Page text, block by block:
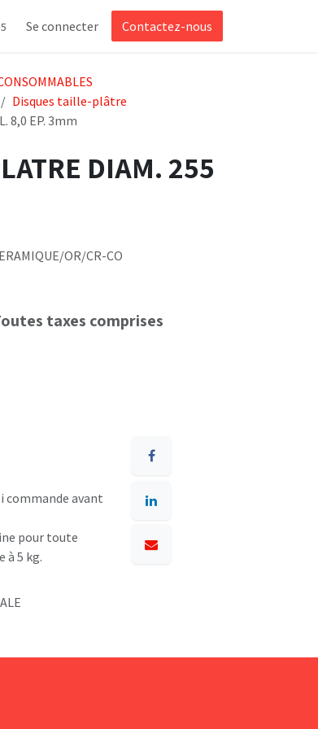
Se connecter Contactez-nous
Disques taille-plâtre
8,0 EP. 3mm
DIAM. 255
OR/CR-CO
taxes comprises
commande avant
pour toute
à 5 kg.